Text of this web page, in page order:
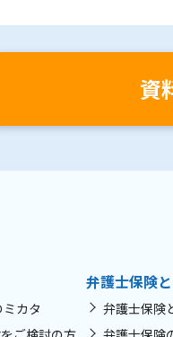
資
カタ
弁護士保険
弁護士保険